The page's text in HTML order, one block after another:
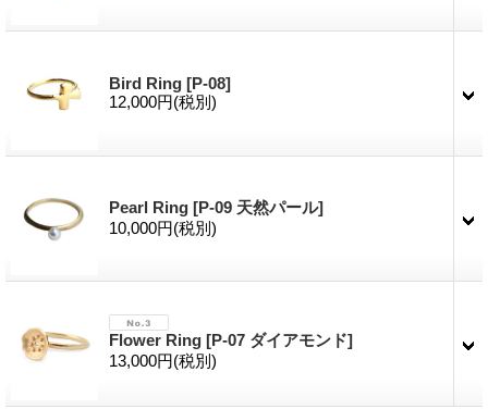
Bird Ring [P-08]
12,000円(税別)
Pearl Ring [P-09 天然パール]
10,000円(税別)
Flower Ring [P-07 ダイアモンド]
13,000円(税別)